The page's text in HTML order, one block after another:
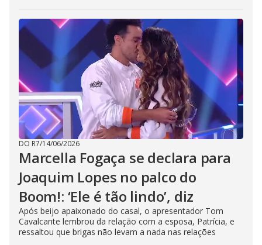
DO R7/14/06/2026
Marcella Fogaça se declara para
Joaquim Lopes no palco do
Boom!: ‘Ele é tão lindo’, diz
Após beijo apaixonado do casal, o apresentador Tom
Cavalcante lembrou da relação com a esposa, Patrícia, e
ressaltou que brigas não levam a nada nas relações